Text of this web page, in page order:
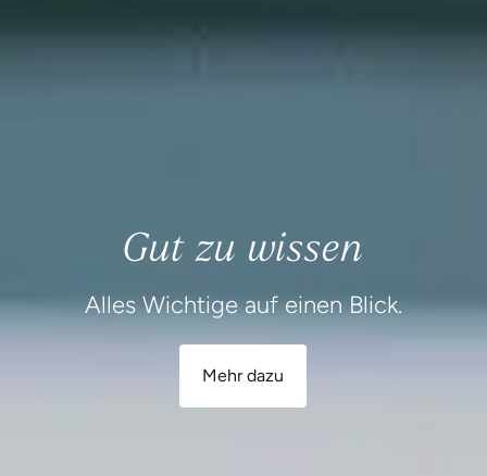
Gut zu wissen
Alles Wichtige auf einen Blick.
Mehr dazu